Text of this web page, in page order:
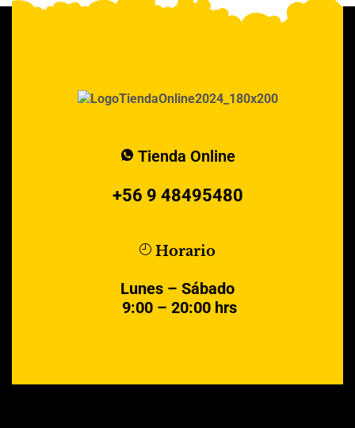
Tienda Online
+56 9 48495480
Horario
Lunes – Sábado
9:00 – 20:00 hrs